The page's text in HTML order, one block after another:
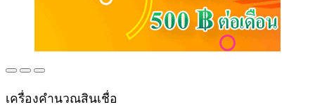
เครื่องคำนวณสินเชื่อ